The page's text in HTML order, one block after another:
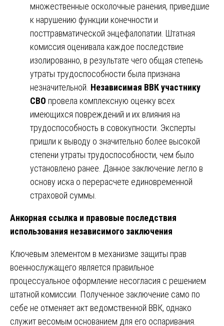
множественные осколочные ранения, приведшие
к нарушению функции конечности и
посттравматической энцефалопатии. Штатная
комиссия оценивала каждое последствие
изолированно, в результате чего общая степень
утраты трудоспособности была признана
незначительной. Независимая ВВК участнику
СВО провела комплексную оценку всех
имеющихся повреждений и их влияния на
трудоспособность в совокупности. Эксперты
пришли к выводу о значительно более высокой
степени утраты трудоспособности, чем было
установлено ранее. Данное заключение легло в
основу иска о перерасчете единовременной
страховой суммы.
Анкорная ссылка и правовые последствия
использования независимого заключения
Ключевым элементом в механизме защиты прав
военнослужащего является правильное
процессуальное оформление несогласия с решением
штатной комиссии. Полученное заключение само по
себе не отменяет акт ведомственной ВВК, однако
служит весомым основанием для его оспаривания.